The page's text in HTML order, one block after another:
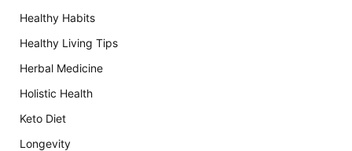
Healthy Habits
Healthy Living Tips
Herbal Medicine
Holistic Health
Keto Diet
Longevity